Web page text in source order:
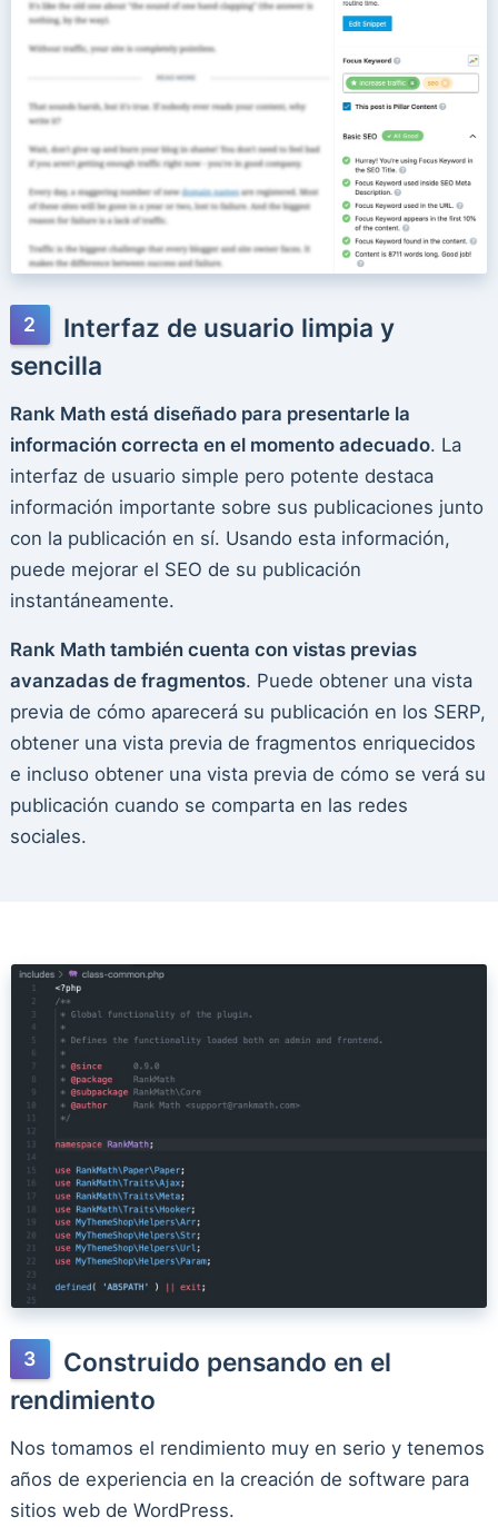
Interfaz de usuario limpia y
sencilla
Rank Math está diseñado para presentarle la
información correcta en el momento adecuado. La
interfaz de usuario simple pero potente destaca
información importante sobre sus publicaciones junto
con la publicación en sí. Usando esta información,
puede mejorar el SEO de su publicación
instantáneamente.
Rank Math también cuenta con vistas previas
avanzadas de fragmentos. Puede obtener una vista
previa de cómo aparecerá su publicación en los SERP,
obtener una vista previa de fragmentos enriquecidos
e incluso obtener una vista previa de cómo se verá su
publicación cuando se comparta en las redes
sociales.
Construido pensando en el
rendimiento
Nos tomamos el rendimiento muy en serio y tenemos
años de experiencia en la creación de software para
sitios web de WordPress.